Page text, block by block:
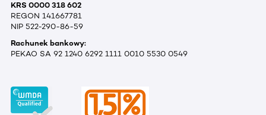
KRS 0000 318 602
REGON 141667781
NIP 522-290-86-59
Rachunek bankowy:
PEKAO SA 92 1240 6292 1111 0010 5530 0549